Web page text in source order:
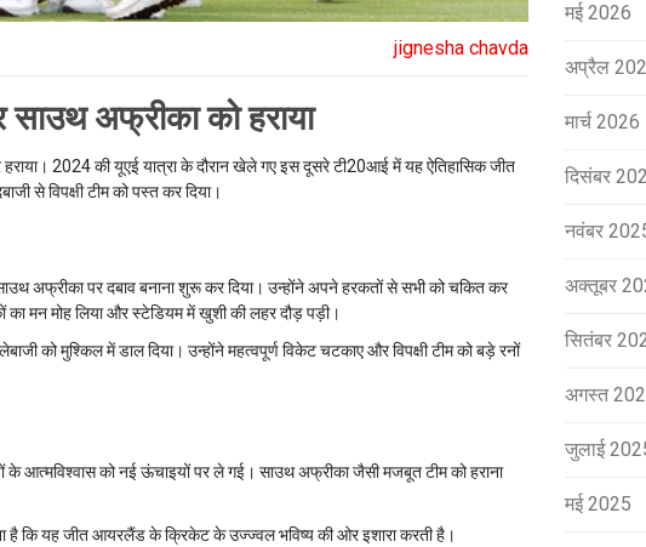
jignesha chavda
अफ्रीका को हराया
2024 की यूएई यात्रा के दौरान खेले गए इस दूसरे टी20आई में यह ऐतिहासिक जीत
से विपक्षी टीम को पस्त कर दिया।
अफ्रीका पर दबाव बनाना शुरू कर दिया। उन्होंने अपने हरकतों से सभी को चकित कर
मन मोह लिया और स्टेडियम में खुशी की लहर दौड़ पड़ी।
को मुश्किल में डाल दिया। उन्होंने महत्वपूर्ण विकेट चटकाए और विपक्षी टीम को बड़े रनों
को नई ऊंचाइयों पर ले गई। साउथ अफ्रीका जैसी मजबूत टीम को हराना
है कि यह जीत आयरलैंड के क्रिकेट के उज्ज्वल भविष्य की ओर इशारा करती है।
मई 2026
अप्रैल
मार्च 2026
दिसंबर
नवंबर
अक्तूबर
सितंबर
अगस्त
जुलाई
मई 2025